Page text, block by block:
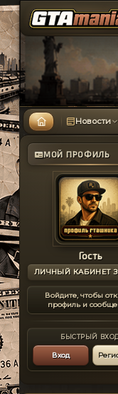
Новости
МОЙ ПРОФИЛЬ
Гость
ЛИЧНЫЙ КАБИНЕТ
Войдите, чтобы
профиль и
БЫСТРЫЙ
Вход